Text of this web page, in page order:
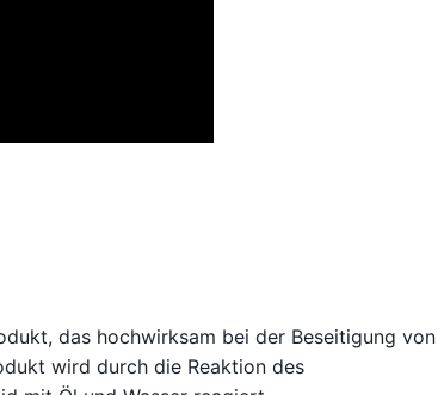
das hochwirksam bei der Beseitigung von
wird durch die Reaktion des